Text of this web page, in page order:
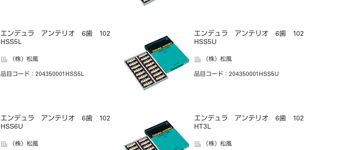
エンデュラ アンテリオ 6歯 102
HSS5L
（株）松風
品目コード ：204350001HSS5L
エンデュラ アンテリオ 6歯 102
HSS5U
（株）松風
品目コード ：204350001HSS5U
エンデュラ アンテリオ 6歯 102
HSS6U
（株）松風
エンデュラ アンテリオ 6歯 102
HT3L
（株）松風